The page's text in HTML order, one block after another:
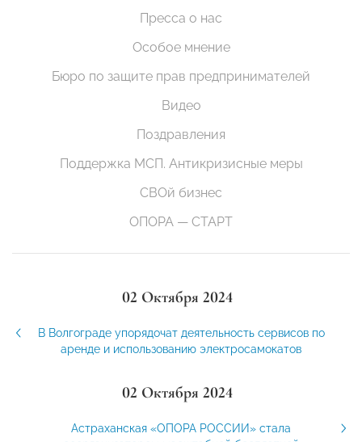
Пресса о нас
Особое мнение
Бюро по защите прав предпринимателей
Видео
Поздравления
Поддержка МСП. Антикризисные меры
СВОй бизнес
ОПОРА — СТАРТ
02 Октября 2024
В Волгограде упорядочат деятельность сервисов по
аренде и использованию электросамокатов
02 Октября 2024
Астраханская «ОПОРА РОССИИ» стала